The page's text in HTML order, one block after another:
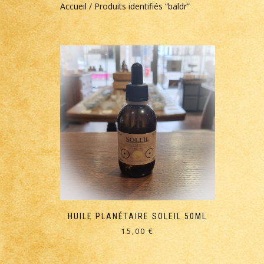
Accueil / Produits identifiés “baldr”
HUILE PLANÉTAIRE SOLEIL 50ML
15,00 €